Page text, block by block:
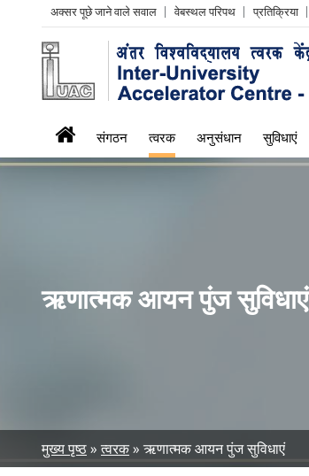
Header
Left
menu
अक्सर पूछे जाने वाले सवाल वेबस्थल परिपथ प्रतिक्रिया
iuac
menu
संगठन त्वरक अनुसंधान सुविधाएं
ऋणात्मक आयन पुंज सुविधाएं
Breadcrumb
मुख्य पृष्ठ त्वरक ऋणात्मक आयन पुंज सुविधाएं